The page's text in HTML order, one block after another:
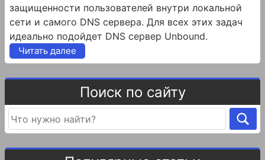
защищенности пользователей внутри локальной
сети и самого DNS сервера. Для всех этих задач
идеально подойдет DNS сервер Unbound.
Читать далее
Поиск по сайту